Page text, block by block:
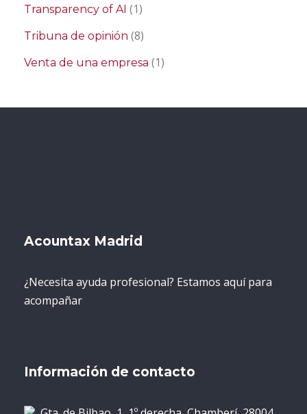
Transparency of AI (1)
Tribuna de opinión (8)
Venta de una empresa (1)
Acountax Madrid
¿Necesita ayuda profesional? Estamos aquí para
acompañar
Información de contacto